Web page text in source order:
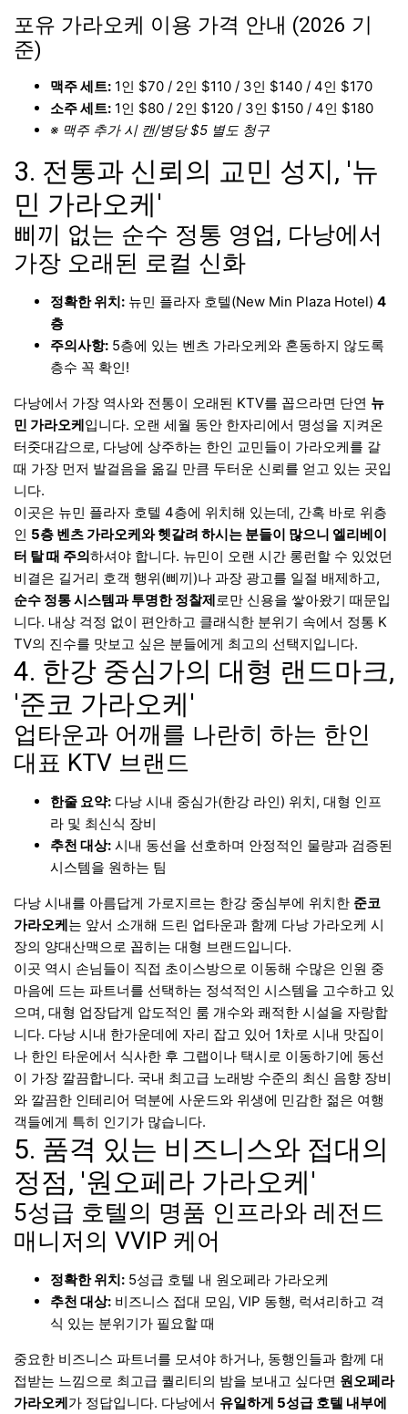
포유 가라오케 이용 가격 안내 (2026 기
준)
맥주 세트: 1인 $70 / 2인 $110 / 3인 $140 / 4인 $170
소주 세트: 1인 $80 / 2인 $120 / 3인 $150 / 4인 $180
※ 맥주 추가 시 캔/병당 $5 별도 청구
3. 전통과 신뢰의 교민 성지, '뉴
민 가라오케'
삐끼 없는 순수 정통 영업, 다낭에서
가장 오래된 로컬 신화
정확한 위치: 뉴민 플라자 호텔(New Min Plaza Hotel) 4
층
주의사항: 5층에 있는 벤츠 가라오케와 혼동하지 않도록
층수 꼭 확인!
다낭에서 가장 역사와 전통이 오래된 KTV를 꼽으라면 단연 뉴
민 가라오케입니다. 오랜 세월 동안 한자리에서 명성을 지켜온
터줏대감으로, 다낭에 상주하는 한인 교민들이 가라오케를 갈
때 가장 먼저 발걸음을 옮길 만큼 두터운 신뢰를 얻고 있는 곳입
니다.
이곳은 뉴민 플라자 호텔 4층에 위치해 있는데, 간혹 바로 위층
인 5층 벤츠 가라오케와 헷갈려 하시는 분들이 많으니 엘리베이
터 탈 때 주의하셔야 합니다. 뉴민이 오랜 시간 롱런할 수 있었던
비결은 길거리 호객 행위(삐끼)나 과장 광고를 일절 배제하고,
순수 정통 시스템과 투명한 정찰제로만 신용을 쌓아왔기 때문입
니다. 내상 걱정 없이 편안하고 클래식한 분위기 속에서 정통 K
TV의 진수를 맛보고 싶은 분들에게 최고의 선택지입니다.
4. 한강 중심가의 대형 랜드마크,
'준코 가라오케'
업타운과 어깨를 나란히 하는 한인
대표 KTV 브랜드
한줄 요약: 다낭 시내 중심가(한강 라인) 위치, 대형 인프
라 및 최신식 장비
추천 대상: 시내 동선을 선호하며 안정적인 물량과 검증된
시스템을 원하는 팀
다낭 시내를 아름답게 가로지르는 한강 중심부에 위치한 준코
가라오케는 앞서 소개해 드린 업타운과 함께 다낭 가라오케 시
장의 양대산맥으로 꼽히는 대형 브랜드입니다.
이곳 역시 손님들이 직접 초이스방으로 이동해 수많은 인원 중
마음에 드는 파트너를 선택하는 정석적인 시스템을 고수하고 있
으며, 대형 업장답게 압도적인 룸 개수와 쾌적한 시설을 자랑합
니다. 다낭 시내 한가운데에 자리 잡고 있어 1차로 시내 맛집이
나 한인 타운에서 식사한 후 그랩이나 택시로 이동하기에 동선
이 가장 깔끔합니다. 국내 최고급 노래방 수준의 최신 음향 장비
와 깔끔한 인테리어 덕분에 사운드와 위생에 민감한 젊은 여행
객들에게 특히 인기가 많습니다.
5. 품격 있는 비즈니스와 접대의
정점, '원오페라 가라오케'
5성급 호텔의 명품 인프라와 레전드
매니저의 VVIP 케어
정확한 위치: 5성급 호텔 내 원오페라 가라오케
추천 대상: 비즈니스 접대 모임, VIP 동행, 럭셔리하고 격
식 있는 분위기가 필요할 때
중요한 비즈니스 파트너를 모셔야 하거나, 동행인들과 함께 대
접받는 느낌으로 최고급 퀄리티의 밤을 보내고 싶다면 원오페라
가라오케가 정답입니다. 다낭에서 유일하게 5성급 호텔 내부에